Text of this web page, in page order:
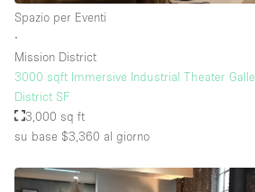
Piano terra
Altro
Spazio per Eventi
∙
Mission District
3000 sqft Immersive Industrial Theater
District SF
3,000 sq ft
su base $3,360 al giorno